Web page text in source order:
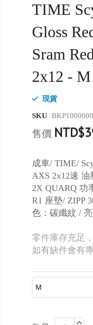
TIME
Gloss
Sram
2x12 - M
現貨
SKU
售價
成車/ TIME/
AXS 2x12速
2X QUARQ 功
R1 座墊/ ZIPP
色：碳纖紋 /
零件庫存充足
如有缺件會有